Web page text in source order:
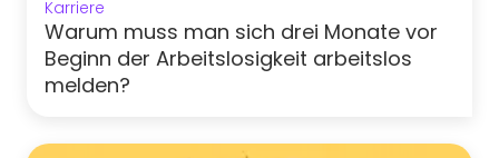
Karriere
Warum muss man sich drei Monate vor
Beginn der Arbeitslosigkeit arbeitslos
melden?